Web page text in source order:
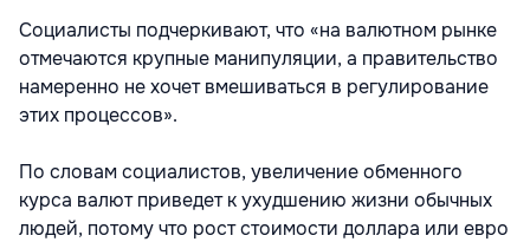
Социалисты подчеркивают, что «на валютном рынке
отмечаются крупные манипуляции, а правительство
намеренно не хочет вмешиваться в регулирование
этих процессов».
По словам социалистов, увеличение обменного
курса валют приведет к ухудшению жизни обычных
людей, потому что рост стоимости доллара или евро